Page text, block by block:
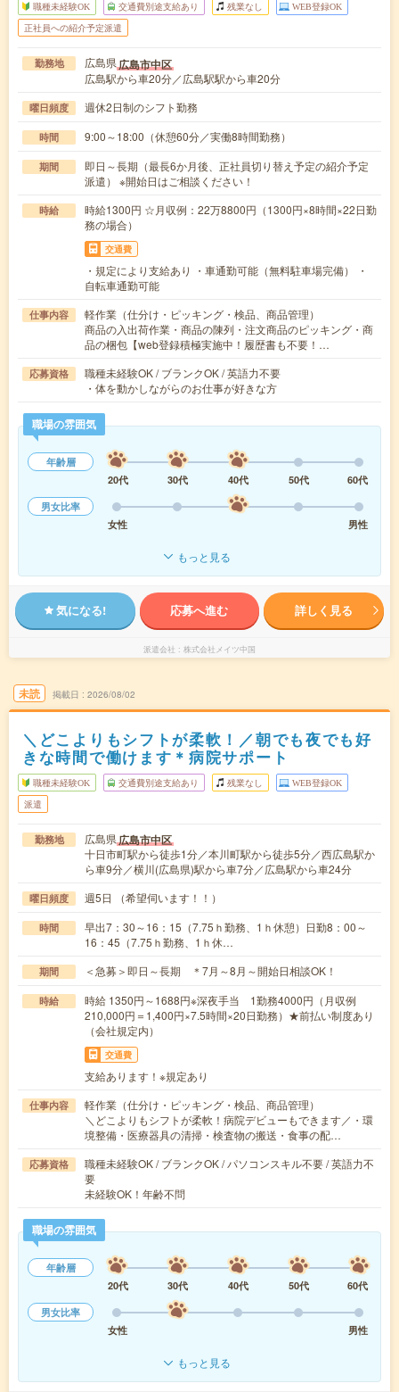
職種未経験OK 交通費別途支給あり 残業なし WEB登録OK
正社員への紹介予定派遣
勤務地 広島県広島市中区
広島駅から車20分／広島駅駅から車20分
曜日頻度 週休2日制のシフト勤務
時間 9:00～18:00（休憩60分／実働8時間勤務）
期間
即日～長期（最長6か月後、正社員切り替え予定の紹介予定
派遣） ※開始日はご相談ください！
時給
時給1300円 ☆月収例：22万8800円（1300円×8時間×22日勤
務の場合）
交通費
・規定により支給あり ・車通勤可能（無料駐車場完備） ・
自転車通勤可能
仕事内容
軽作業（仕分け・ピッキング・検品、商品管理）
商品の入出荷作業・商品の陳列・注文商品のピッキング・商
品の梱包【web登録積極実施中！履歴書も不要！…
応募資格
職種未経験OK / ブランクOK / 英語力不要
・体を動かしながらのお仕事が好きな方
職場の雰囲気
年齢層
20代
30代 40代 50代
60代
男女比率
女性
男性
もっと見る
気になる! 応募へ進む 詳しく見る
派遣会社 株式会社メイツ中国
未読 掲載日 2026/08/02
＼どこよりもシフトが柔軟！／朝でも夜でも好
きな時間で働けます＊病院サポート
職種未経験OK 交通費別途支給あり 残業なし WEB登録OK
派遣
勤務地 広島県広島市中区
十日市町駅から徒歩1分／本川町駅から徒歩5分／西広島駅か
ら車9分／横川(広島県)駅から車7分／広島駅から車24分
曜日頻度 週5日 （希望伺います！！）
時間
早出7：30～16：15（7.75ｈ勤務、1ｈ休憩）日勤8：00～
16：45（7.75ｈ勤務、1ｈ休…
期間 ＜急募＞即日～長期 ＊7月～8月～開始日相談OK！
時給
時給 1350円～1688円※深夜手当 1勤務4000円（月収例
210,000円＝1,400円×7.5時間×20日勤務）★前払い制度あり
（会社規定内）
交通費
支給あります！※規定あり
仕事内容
軽作業（仕分け・ピッキング・検品、商品管理）
＼どこよりもシフトが柔軟！病院デビューもできます／・環
境整備・医療器具の清掃・検査物の搬送・食事の配…
応募資格
職種未経験OK / ブランクOK / パソコンスキル不要 / 英語力不
要
未経験OK！年齢不問
職場の雰囲気
年齢層
20代
30代 40代 50代
60代
男女比率
女性
男性
もっと見る